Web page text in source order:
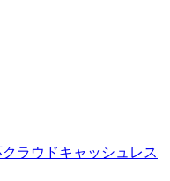
クラウドキャッシュレス